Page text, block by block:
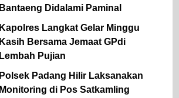
Bantaeng Didalami Paminal
Kapolres Langkat Gelar Minggu
Kasih Bersama Jemaat GPdi
Lembah Pujian
Polsek Padang Hilir Laksanakan
Monitoring di Pos Satkamling